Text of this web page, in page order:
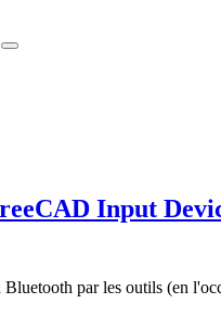
Input
par les outils (en